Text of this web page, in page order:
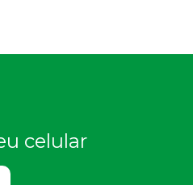
celular